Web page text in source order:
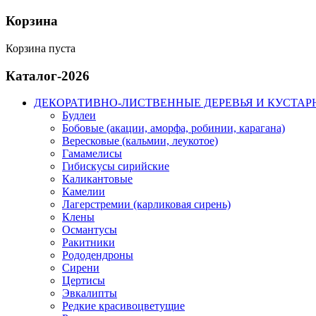
Корзина
Корзина пуста
Каталог-2026
ДЕКОРАТИВНО-ЛИСТВЕННЫЕ ДЕРЕВЬЯ И
Будлеи
Бобовые (акации, аморфа, робинии, карагана)
Вересковые (кальмии, леукотое)
Гамамелисы
Гибискусы сирийские
Каликантовые
Камелии
Лагерстремии (карликовая сирень)
Клены
Османтусы
Ракитники
Рододендроны
Сирени
Цертисы
Эвкалипты
Редкие красивоцветущие